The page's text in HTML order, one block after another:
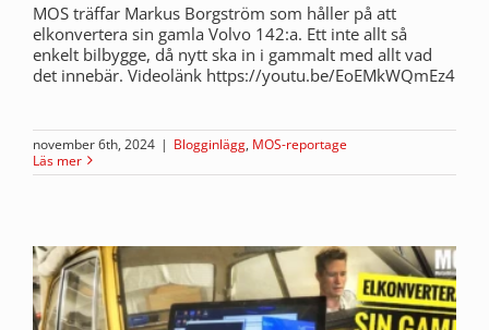
MOS träffar Markus Borgström som håller på att
elkonvertera sin gamla Volvo 142:a. Ett inte allt så
enkelt bilbygge, då nytt ska in i gammalt med allt vad
det innebär. Videolänk https://youtu.be/EoEMkWQmEz4
november 6th, 2024 | Blogginlägg, MOS-reportage
Läs mer